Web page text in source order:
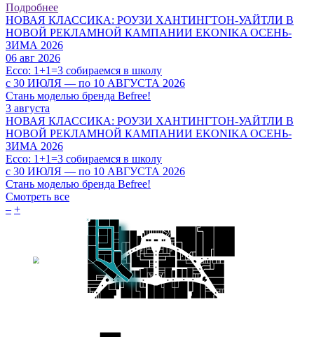
Подробнее
НОВАЯ КЛАССИКА: РОУЗИ ХАНТИНГТОН-УАЙТЛИ В
НОВОЙ РЕКЛАМНОЙ КАМПАНИИ EKONIKA ОСЕНЬ-
ЗИМА 2026
06 авг 2026
Ecco: 1+1=3 собираемся в школу
с 30 ИЮЛЯ — по 10 АВГУСТА 2026
Стань моделью бренда Befree!
3 августа
НОВАЯ КЛАССИКА: РОУЗИ ХАНТИНГТОН-УАЙТЛИ В
НОВОЙ РЕКЛАМНОЙ КАМПАНИИ EKONIKA ОСЕНЬ-
ЗИМА 2026
Ecco: 1+1=3 собираемся в школу
c 30 ИЮЛЯ — по 10 АВГУСТА 2026
Стань моделью бренда Befree!
Смотреть все
– +